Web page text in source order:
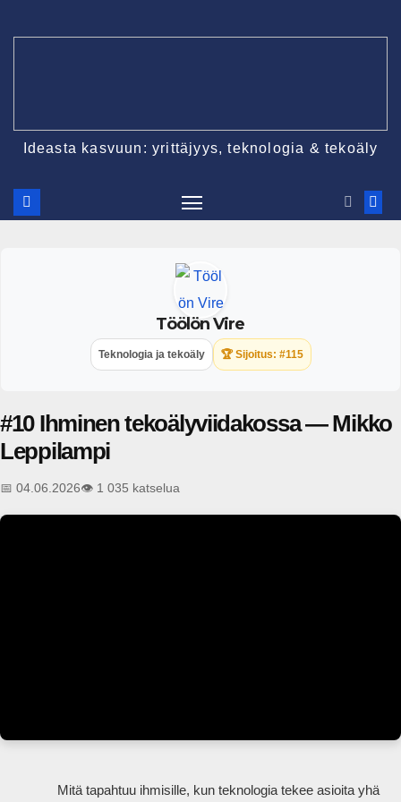
Ideasta kasvuun: yrittäjyys, teknologia & tekoäly
Töölön Vire
Teknologia ja tekoäly 🏆 Sijoitus: #115
#10 Ihminen tekoälyviidakossa — Mikko
Leppilampi
📅 04.06.2026👁️ 1 035 katselua